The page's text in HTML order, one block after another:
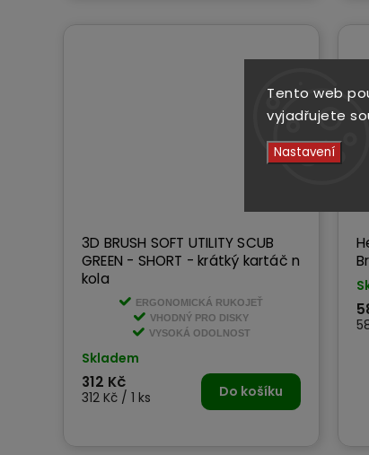
Tento web
vyjadřujete
Nastavení
3D BRUSH SOFT UTILITY SCUB
GREEN - SHORT - krátký kartáč n
kola
ERGONOMICKÁ RUKOJEŤ
VHODNÝ PRO DISKY
VYSOKÁ ODOLNOST
Skladem
312 Kč
312 Kč / 1 ks Do košíku